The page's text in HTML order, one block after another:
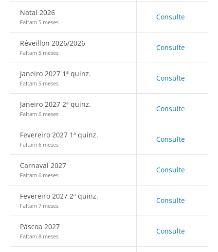
Natal 2026
Faltam 5 meses
Consulte
Réveillon 2026/2026
Faltam 5 meses
Consulte
Janeiro 2027 1ª quinz.
Faltam 5 meses
Consulte
Janeiro 2027 2ª quinz.
Faltam 6 meses
Consulte
Fevereiro 2027 1ª quinz.
Faltam 6 meses
Consulte
Carnaval 2027
Faltam 6 meses
Consulte
Fevereiro 2027 2ª quinz.
Faltam 7 meses
Consulte
Páscoa 2027
Faltam 8 meses
Consulte